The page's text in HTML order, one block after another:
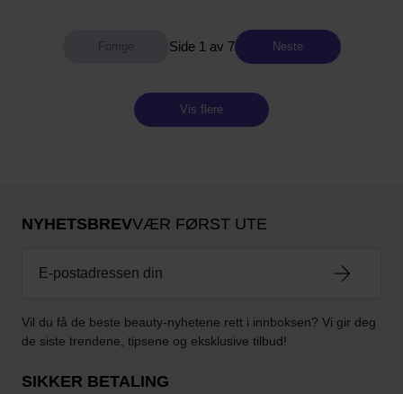
Side 1 av 7 Neste
Vis flere
NYHETSBREVVÆR FØRST UTE
Vil du få de beste beauty-nyhetene rett i innboksen? Vi gir deg
de siste trendene, tipsene og eksklusive tilbud!
SIKKER BETALING